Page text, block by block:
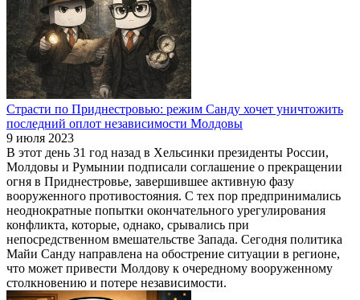
Страсти по Приднестровью: режим Санду хочет уничтожить
последний оплот независимости Молдовы
9 июля 2023
В этот день 31 год назад в Хельсинки президенты России,
Молдовы и Румынии подписали соглашение о прекращении
огня в Приднестровье, завершившее активную фазу
вооруженного противостояния. С тех пор предпринимались
неоднократные попытки окончательного урегулирования
конфликта, которые, однако, срывались при
непосредственном вмешательстве Запада. Сегодня политика
Майи Санду направлена на обострение ситуации в регионе,
что может привести Молдову к очередному вооруженному
столкновению и потере независимости.